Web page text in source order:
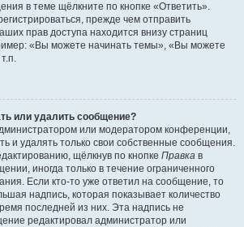
в теме щёлкните по кнопке «Ответить».
прежде чем отправить
прав доступа находится внизу страниц
«Вы можете начинать темы», «Вы можете
или удалить сообщение?
или модератором конференции,
и удалять только свои собственные сообщения.
щёлкнув по кнопке Правка в
иногда только в течение ограниченного
Если кто-то уже ответил на сообщение, то
надпись, которая показывает количество
последней из них. Эта надпись не
редактировал администратор или